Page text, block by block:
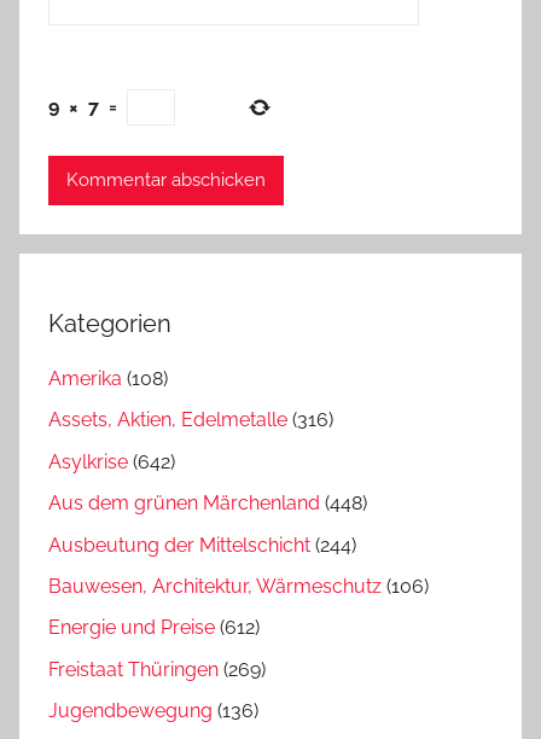
9 × 7 =
Kategorien
Amerika (108)
Assets, Aktien, Edelmetalle (316)
Asylkrise (642)
Aus dem grünen Märchenland (448)
Ausbeutung der Mittelschicht (244)
Bauwesen, Architektur, Wärmeschutz (106)
Energie und Preise (612)
Freistaat Thüringen (269)
Jugendbewegung (136)